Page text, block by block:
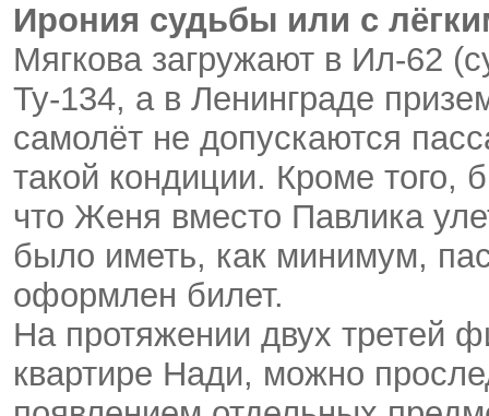
Ирония судьбы или с
Мягкова загружают в Ил-62
Ту-134, а в Ленинграде
самолёт не допускаются
такой кондиции. Кроме того,
что Женя вместо Павлика
было иметь, как минимум,
оформлен билет.
На протяжении двух третей
квартире Нади, можно